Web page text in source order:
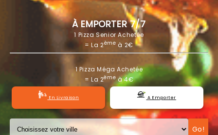
VOTRE COMPTE
NOTRE RESTAURANT
VOS AVIS
MENTIONS LÉGALES
À EMPORTER 7/7
1 Pizza Senior Achetée
= La 2ème à 2€
1 Pizza Méga Achetée
= La 2èmeà 4€
En Livraison A Emporter
Go!